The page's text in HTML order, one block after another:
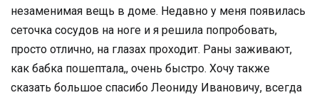
незаменимая вещь в доме. Недавно у меня появилась
сеточка сосудов на ноге и я решила попробовать,
просто отлично, на глазах проходит. Раны заживают,
как бабка пошептала,, очень быстро. Хочу также
сказать большое спасибо Леониду Ивановичу, всегда